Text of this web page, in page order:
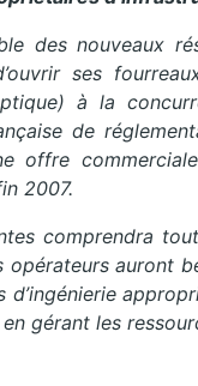
des nouveaux
ses
à la
de
offre
2007.
comprendra
auront
gérant les